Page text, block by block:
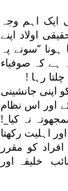
ایک اہم وجہ
اولاد اپنے
’’سونے پہ
ہے کہ صوفیاء
رہا !
اپنی جانشینی
اور اس نظام
نہ کیا_!
اہلیت رکھتا
کو مقرر
خلیفہ اور